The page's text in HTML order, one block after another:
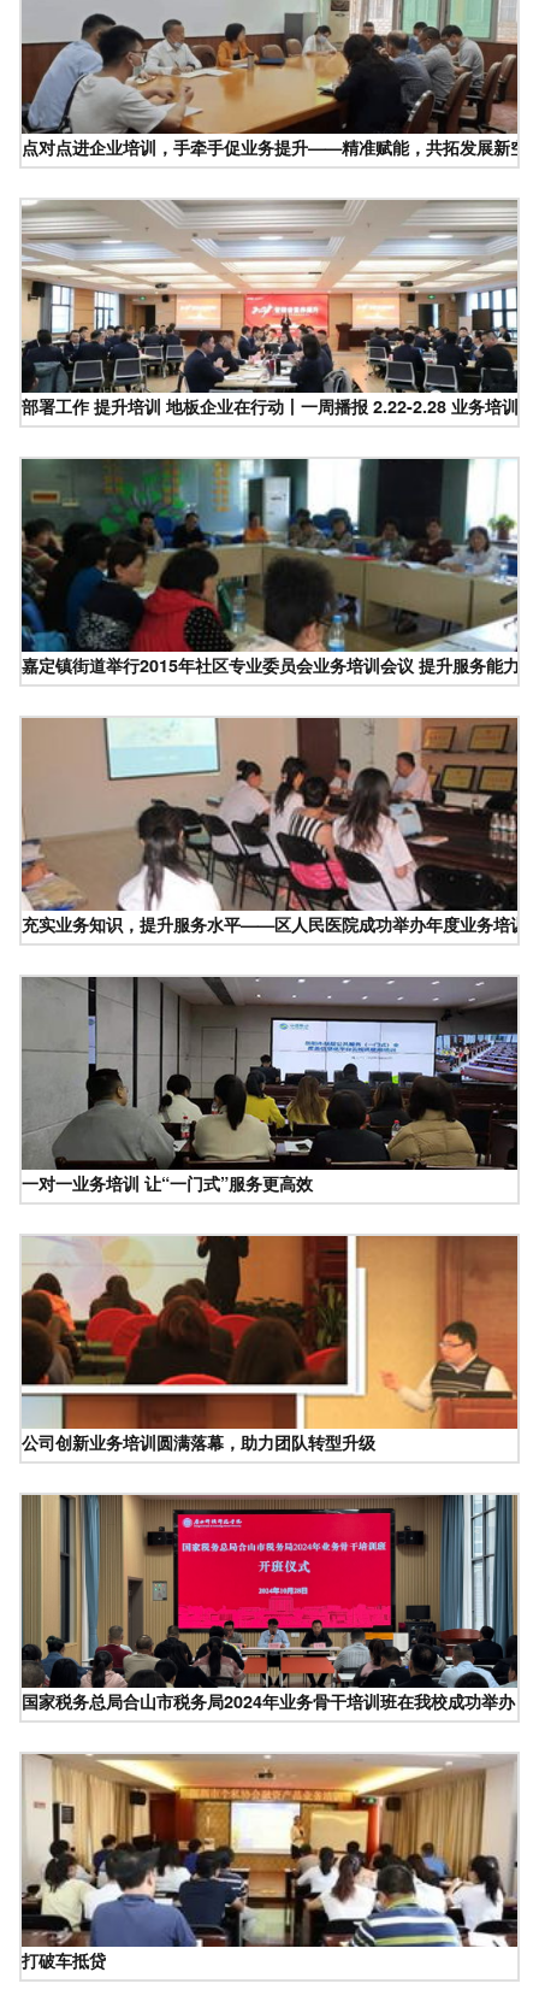
点对点进企业培训，手牵手促业务提升——精准赋能，共拓发展新空
部署工作 提升培训 地板企业在行动丨一周播报 2.22-2.28 业务培训
嘉定镇街道举行2015年社区专业委员会业务培训会议 提升服务能力
充实业务知识，提升服务水平——区人民医院成功举办年度业务培训
一对一业务培训 让“一门式”服务更高效
公司创新业务培训圆满落幕，助力团队转型升级
国家税务总局合山市税务局2024年业务骨干培训班在我校成功举办
打破车抵贷